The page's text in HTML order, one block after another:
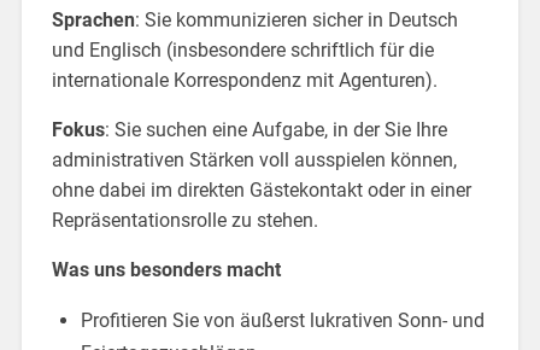
Sprachen: Sie kommunizieren sicher in Deutsch
und Englisch (insbesondere schriftlich für die
internationale Korrespondenz mit Agenturen).
Fokus: Sie suchen eine Aufgabe, in der Sie Ihre
administrativen Stärken voll ausspielen können,
ohne dabei im direkten Gästekontakt oder in einer
Repräsentationsrolle zu stehen.
Was uns besonders macht
Profitieren Sie von äußerst lukrativen Sonn- und